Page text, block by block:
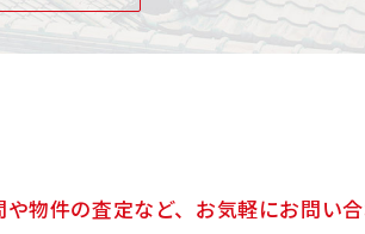
物件の査定など、お気軽にお問い合